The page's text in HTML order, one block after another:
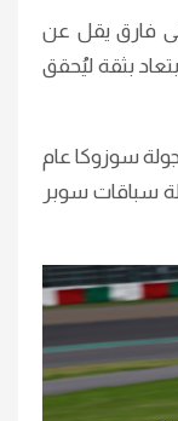
إلى فارق يقل عن
بثقة ليُحقق
سوزوكا عام
سباقات سوبر